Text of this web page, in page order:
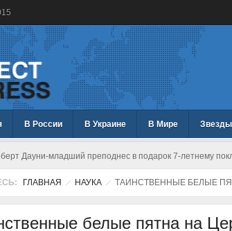
В России В Украине В Мире Звезды
Дауни-младший преподнес в подарок 7-летнему
ГЛАВНАЯ НАУКА ТАИНСТВЕННЫЕ БЕЛЫЕ
белые пятна на